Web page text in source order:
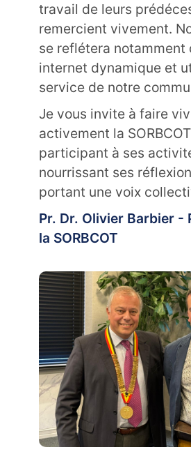
travail de leurs
remercient vivement.
se reflétera notamment
internet dynamique et
service de notre
Je vous invite à faire
activement la
participant à ses
nourrissant ses
portant une voix
Pr. Dr. Olivier Barbier -
la SORBCOT